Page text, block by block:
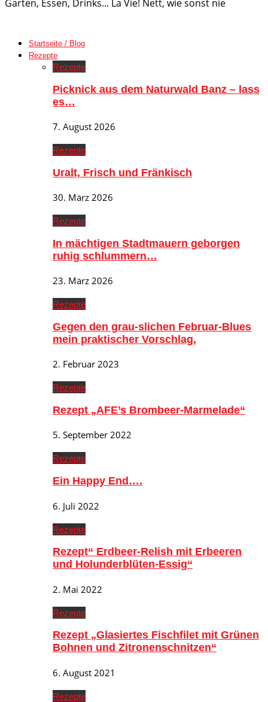
Garten, Essen, Drinks... La Vie! Nett, wie sonst nie
Startseite / Blog
Rezepte
Rezepte
Picknick aus dem Naturwald Banz – lass
es…
7. August 2026
Rezepte
Uralt, Frisch und Fränkisch
30. März 2026
Rezepte
In mächtigen Stadtmauern geborgen
ruhig schlummern…
23. März 2026
Rezepte
Gegen den grau-slichen Februar-Blues
mein praktischer Vorschlag,
2. Februar 2023
Rezepte
Rezept „AFE’s Brombeer-Marmelade“
5. September 2022
Rezepte
Ein Happy End….
6. Juli 2022
Rezepte
Rezept“ Erdbeer-Relish mit Erbeeren
und Holunderblüten-Essig“
2. Mai 2022
Rezepte
Rezept „Glasiertes Fischfilet mit Grünen
Bohnen und Zitronenschnitzen“
6. August 2021
Rezepte